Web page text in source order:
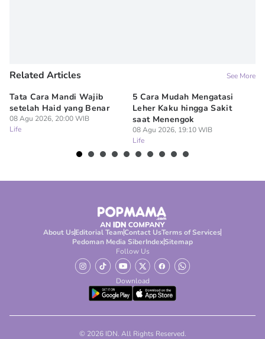
Related Articles See More
Tata Cara Mandi Wajib
setelah Haid yang Benar
08 Agu 2026, 20:00 WIB
Life
5 Cara Mudah Mengatasi
Leher Kaku hingga Sakit
saat Menengok
08 Agu 2026, 19:10 WIB
Life
About UsEditorial TeamContact UsTerms of Services
Pedoman Media SiberIndexSitemap
Follow Us
Download
© 2026 IDN. All Rights Reserved.